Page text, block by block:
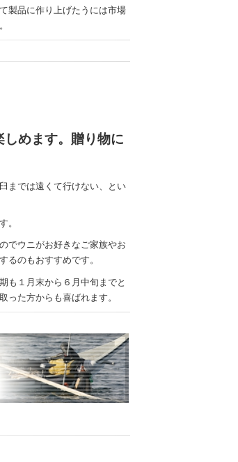
製品に作り上げたうには市場
めます。 贈り物に
までは遠くて行けない、とい
。
でウニがお好きなご家族やお
るのもおすすめです。
も１月末から６月中旬までと
った方からも喜ばれます。